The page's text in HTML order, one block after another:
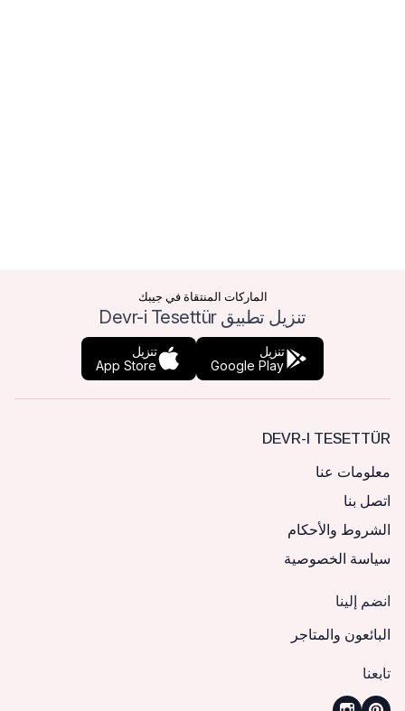
الماركات المنتقاة في جيبك
تنزيل تطبيق Devr-i Tesettür
تنزيل
Google Play
تنزيل
App Store
DEVR-I TESETTÜR
معلومات عنا
اتصل بنا
الشروط والأحكام
سياسة الخصوصية
انضم إلينا
البائعون والمتاجر
تابعنا